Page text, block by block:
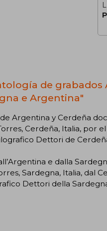
de
e Argentina"
Argentina y Cerdeña
Cerdeña, Italia, por
Dettori de
e dalla
Sardegna, Italia, dal
Dettori della